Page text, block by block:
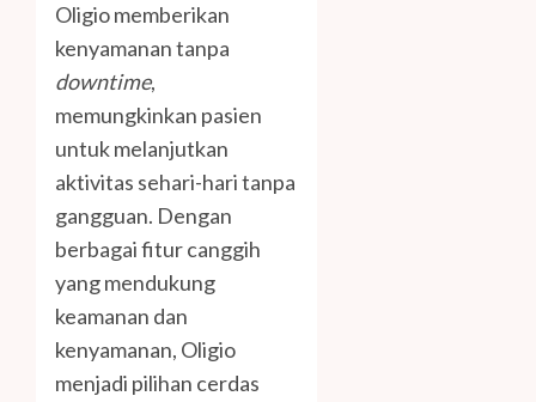
Oligio memberikan
kenyamanan tanpa
downtime,
memungkinkan pasien
untuk melanjutkan
aktivitas sehari-hari tanpa
gangguan. Dengan
berbagai fitur canggih
yang mendukung
keamanan dan
kenyamanan, Oligio
menjadi pilihan cerdas